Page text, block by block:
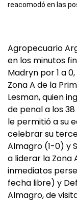
reacomodó en las
Agropecuario
en los minutos
Madryn por 1 a
Zona A de la
Lesman, quien
de penal a los
le permitió a su
celebrar su
Almagro (1-0) y
a liderar la Zona
inmediatos
fecha libre) y
Almagro, de